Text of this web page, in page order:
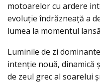
motoarelor cu ardere
evoluție îndrăzneață a
lumea la momentul
Luminile de zi
intenție nouă, dinamică
de zeul grec al soarelui